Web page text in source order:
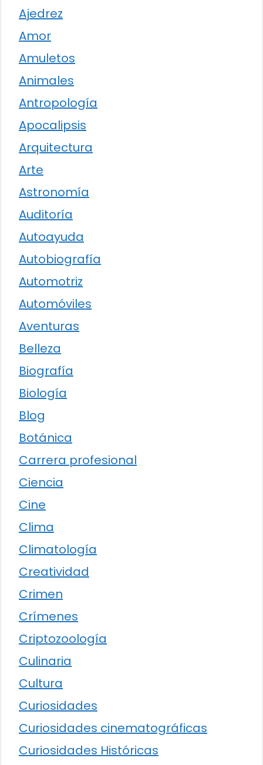
Ajedrez
Amor
Amuletos
Animales
Antropología
Apocalipsis
Arquitectura
Arte
Astronomía
Auditoría
Autoayuda
Autobiografía
Automotriz
Automóviles
Aventuras
Belleza
Biografía
Biología
Blog
Botánica
Carrera profesional
Ciencia
Cine
Clima
Climatología
Creatividad
Crimen
Crímenes
Criptozoología
Culinaria
Cultura
Curiosidades
Curiosidades cinematográficas
Curiosidades Históricas